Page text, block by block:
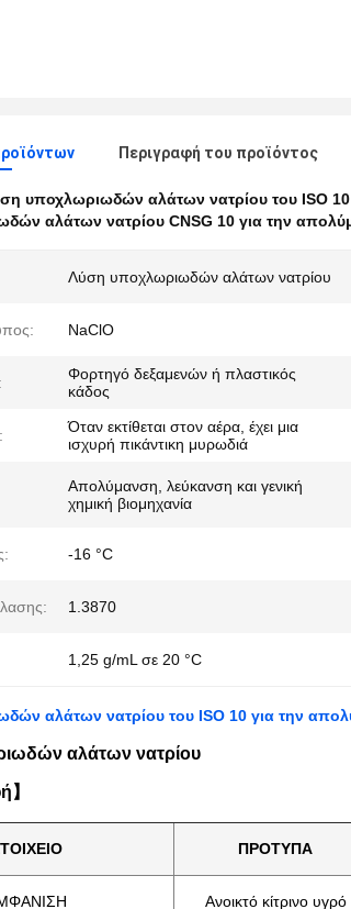
Περιγραφή του προϊόντος
υποχλωριωδών αλάτων νατρίου του ISO
αλάτων νατρίου CNSG 10 για την
Λύση υποχλωριωδών αλάτων νατρίου
NaClO
Φορτηγό δεξαμενών ή πλαστικός
κάδος
Όταν εκτίθεται στον αέρα, έχει μια
ισχυρή πικάντικη μυρωδιά
Απολύμανση, λεύκανση και γενική
χημική βιομηχανία
-16 °C
1.3870
1,25 g/mL σε 20 °C
αλάτων νατρίου του ISO 10 για την
αλάτων νατρίου
】
ΠΡΟΤΥΠΑ
Ανοικτό κίτρινο υγρό